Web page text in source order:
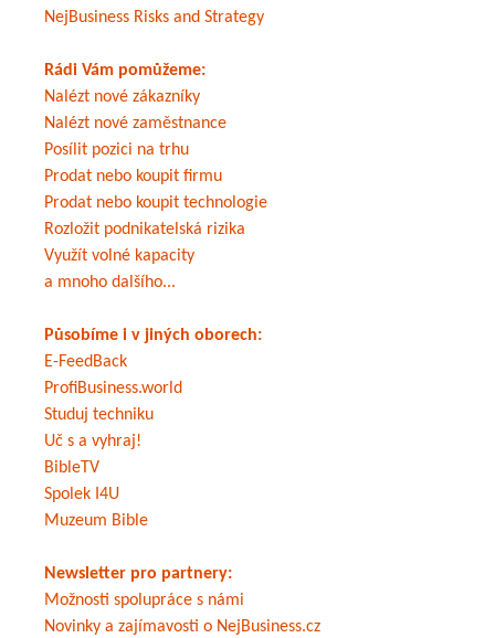
NejBusiness Risks and Strategy
Rádi Vám pomůžeme:
Nalézt nové zákazníky
Nalézt nové zaměstnance
Posílit pozici na trhu
Prodat nebo koupit firmu
Prodat nebo koupit technologie
Rozložit podnikatelská rizika
Využít volné kapacity
a mnoho dalšího...
Působíme i v jiných oborech:
E-FeedBack
ProfiBusiness.world
Studuj techniku
Uč s a vyhraj!
BibleTV
Spolek I4U
Muzeum Bible
Newsletter pro partnery:
Možnosti spolupráce s námi
Novinky a zajímavosti o NejBusiness.cz